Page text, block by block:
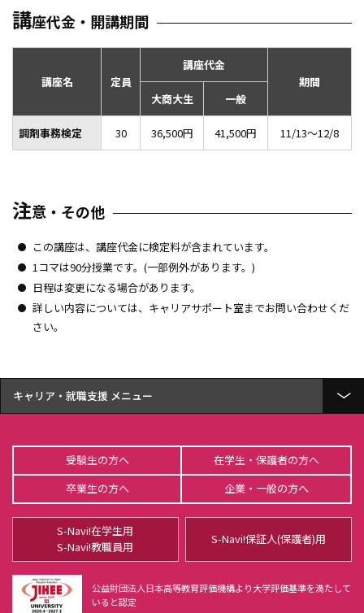
経営学検定
ビジネス実務法務検定
旅行業務取扱管理者（国内・総合）
世界遺産検定
リテールマーケティング（販売士）検定
秘書検定
色彩検定
調剤事務検定
公務員受験対策
就職試験対策
資格講座受講申込のご案内
資格取得支援制度
講座代金・開講期間
講座名 定員
講座代金
期間
大商大生
一般
調剤事務検定 30 36,500円 41,500円 11/13～12/8
注意・その他
この講座は、講座代金に検定料が含まれています。
1コマは90分授業です。(一部例外があります。)
日程は変更になる場合があります。
詳しい内容については、キャリアサポート室までお問い合わせくだ
さい。
キャリア・就職支援
個別就職サポート
就職支援プログラム
インターンシップ
内定者の声
受験生の方へ
在学生・保護者の方へ
卒業生の方へ
企業・一般の方へ
S-Navi!在学生用
S-Navi!教職員用
S-Navi!保証人(保護者)用
公益財団法人日本高等教育評価機構より大学評価基準を満たして
いると認定